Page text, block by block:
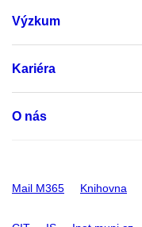
Výzkum
Kariéra
O nás
Mail M365 Knihovna